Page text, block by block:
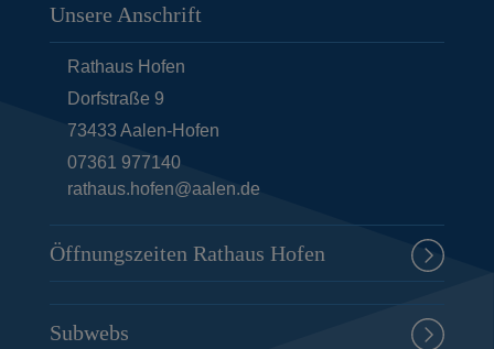
Unsere Anschrift
Rathaus Hofen
Dorfstraße 9
73433 Aalen-Hofen
07361 977140
rathaus.hofen@aalen.de
Öffnungszeiten Rathaus Hofen
Subwebs